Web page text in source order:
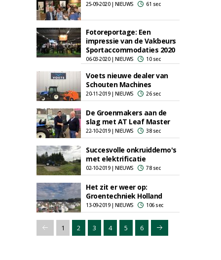
25-09-2020 | NIEUWS 61 sec
Fotoreportage: Een
impressie van de Vakbeurs
Sportaccommodaties 2020
06-03-2020 | NIEUWS 10 sec
Voets nieuwe dealer van
Schouten Machines
20-11-2019 | NIEUWS 26 sec
De Groenmakers aan de
slag met AT Leaf Master
22-10-2019 | NIEUWS 38 sec
Succesvolle onkruiddemo's
met elektrificatie
02-10-2019 | NIEUWS 78 sec
Het zit er weer op:
Groentechniek Holland
13-09-2019 | NIEUWS 106 sec
1 2 3 4 5 6